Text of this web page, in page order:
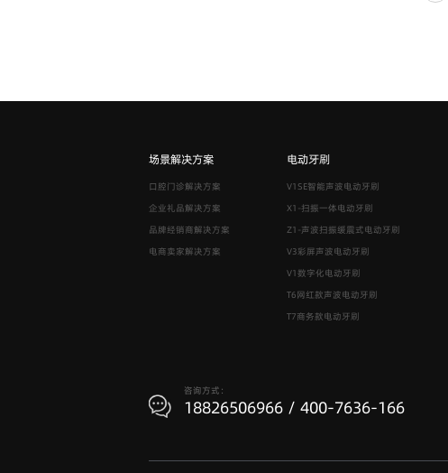
场景解决方案
口腔门诊解决方案
企业礼品解决方案
品牌经销商解决方案
电商卖家解决方案
电动牙刷
V1SE智能声波电动牙刷
X1-扫振一体电动牙刷
Z1-声波扫振缓震式电动牙刷
V3彩屏声波电动牙刷
V1数字化电动牙刷
T6网红款声波电动牙刷
T7商务款电动牙刷
咨询方式：
18826506966 / 400-7636-166